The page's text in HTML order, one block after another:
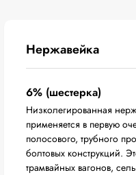
Нержавейка
6% (шестерка)
Низколегированная
применяется в первую
полосового, трубного
болтовых конструкций.
трамвайных вагонов,